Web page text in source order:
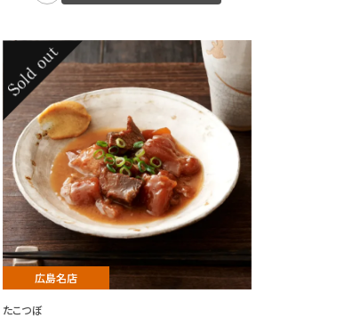
広島名店
たこつぼ